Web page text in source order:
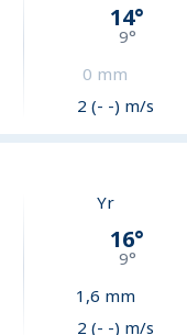
14°
9°
0 mm
2 (- -) m/s
Yr
16°
9°
1,6 mm
2 (- -) m/s